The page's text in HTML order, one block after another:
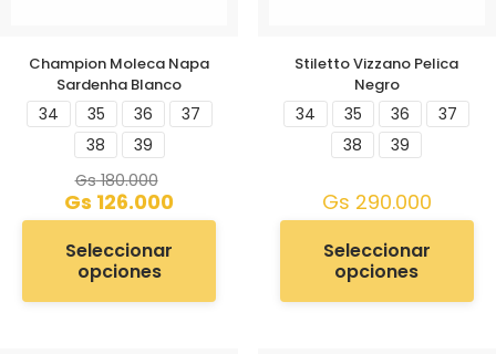
Champion Moleca Napa
Sardenha Blanco
34 35 36
37
38
39
Gs180.000
Gs 126.000
Seleccionar
opciones
Stiletto Vizzano Pelica
Negro
34 35 36
37
38
39
Gs 290.000
Seleccionar
opciones